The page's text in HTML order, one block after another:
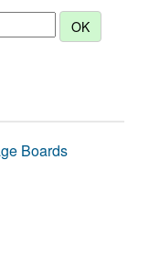
Boards